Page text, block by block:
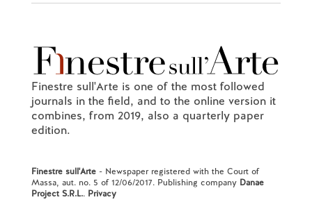
Finestre sull'Arte is one of the most followed
journals in the field, and to the online version it
combines, from 2019, also a quarterly paper
edition.
Finestre sull'Arte- Newspaper registered with the Court of
Massa, aut. no. 5 of 12/06/2017. Publishing company Danae
Project S.R.L.. Privacy